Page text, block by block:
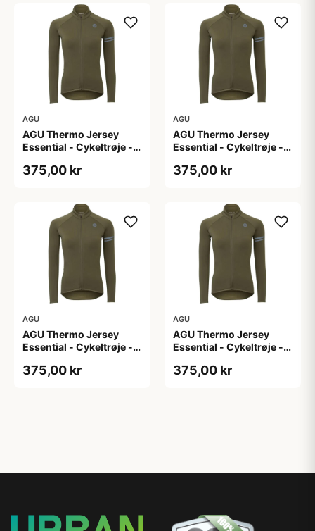
AGU
AGU Thermo Jersey
Essential - Cykeltrøje -
M
375,00 kr
AGU
AGU Thermo Jersey
Essential - Cykeltrøje -
S
375,00 kr
AGU
AGU Thermo Jersey
Essential - Cykeltrøje -
XL
375,00 kr
AGU
AGU Thermo Jersey
Essential - Cykeltrøje -
XXL
375,00 kr